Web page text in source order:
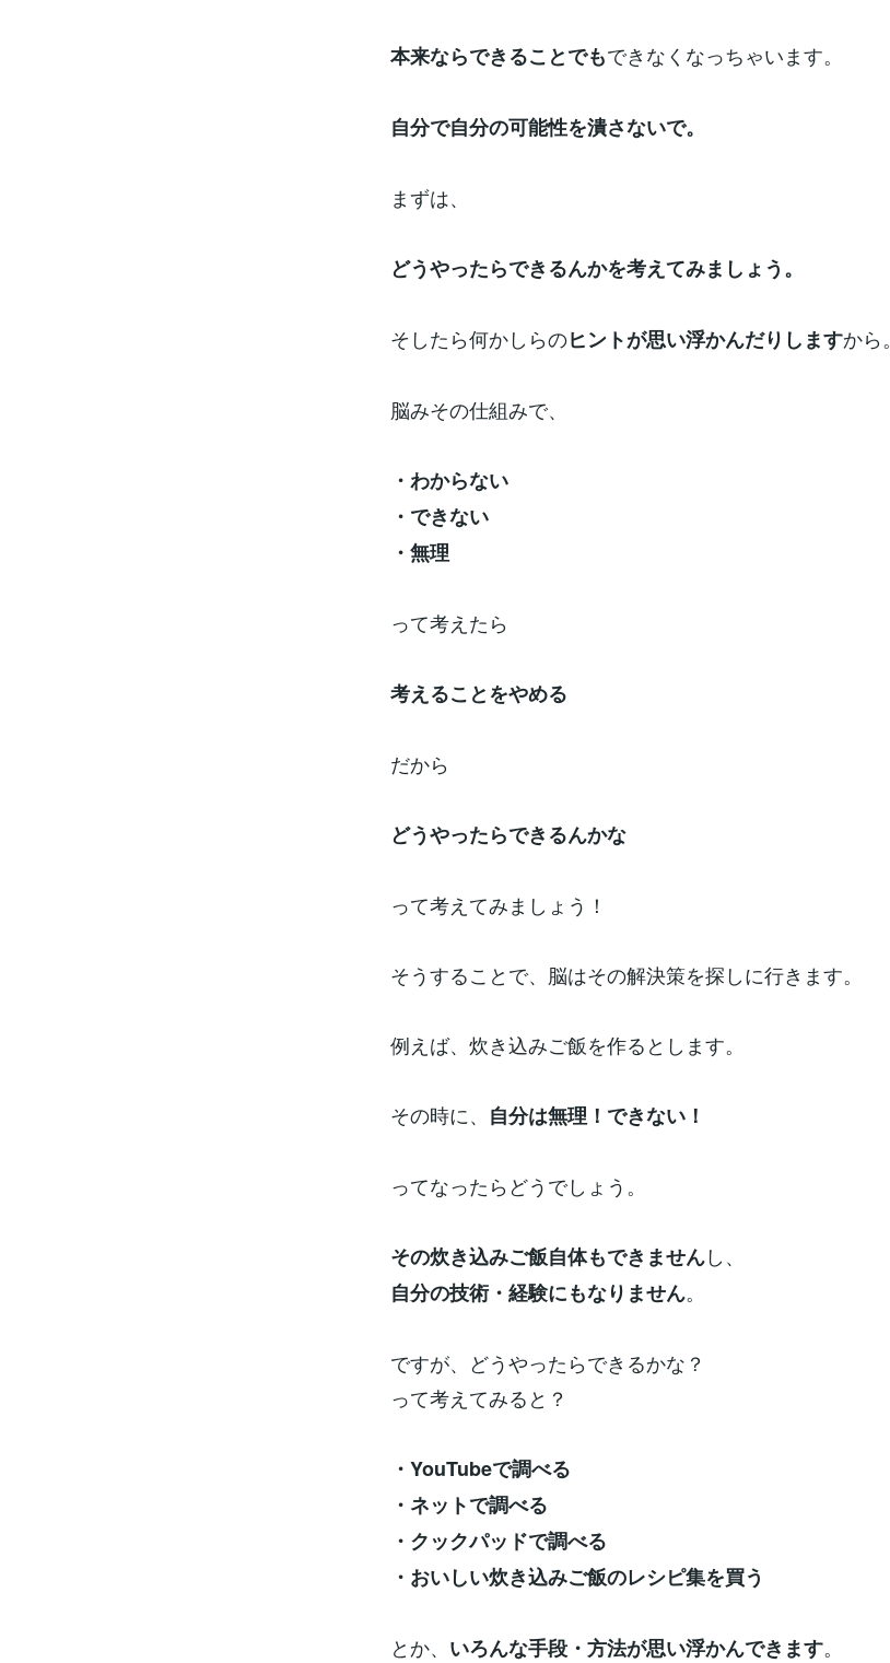
本来ならできることでもできなくなっちゃいます。
自分で自分の可能性を潰さないで。
まずは、
どうやったらできるんかを考えてみましょう。
そしたら何かしらのヒントが思い浮かんだりしますから。
脳みその仕組みで、
・わからない
・できない
・無理
って考えたら
考えることをやめる
だから
どうやったらできるんかな
って考えてみましょう！
そうすることで、脳はその解決策を探しに行きます。
例えば、炊き込みご飯を作るとします。
その時に、 自分は無理！できない！
ってなったらどうでしょう。
その炊き込みご飯自体もできませんし、
自分の技術・経験にもなりません。
ですが、どうやったらできるかな？
って考えてみると？
・YouTubeで調べる
・ネットで調べる
・クックパッドで調べる
・おいしい炊き込みご飯のレシピ集を買う
とか、 いろんな手段・方法が思い浮かんできます。